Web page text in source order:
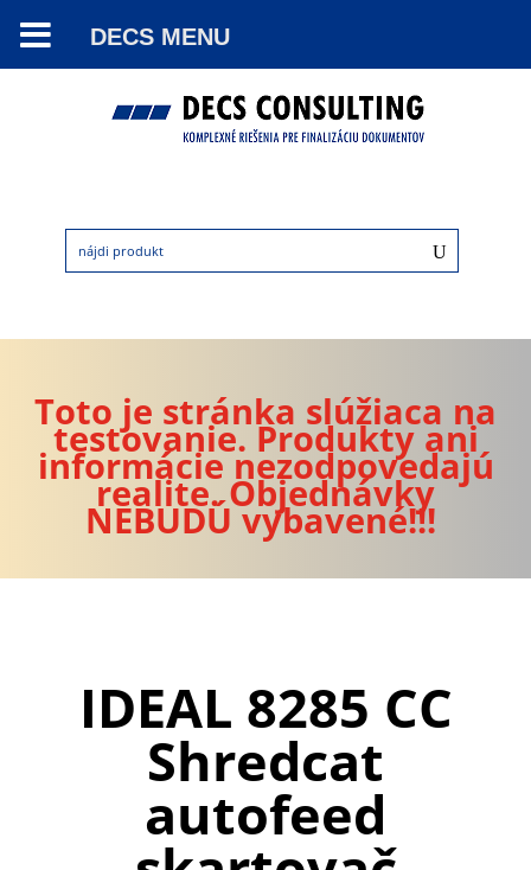
Toto je stránka slúžiaca na
testovanie. Produkty ani
informácie nezodpovedajú
realite. Objednávky
NEBUDÚ vybavené!!!
IDEAL 8285 CC
Shredcat
autofeed
DECS MENU